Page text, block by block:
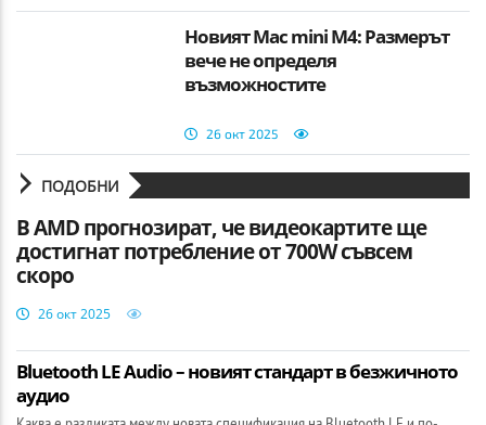
Новият Mac mini M4: Размерът
вече не определя
възможностите
26 окт 2025
ПОДОБНИ
В AMD прогнозират, че видеокартите ще
достигнат потребление от 700W съвсем
скоро
26 окт 2025
Bluetooth LE Audio – новият стандарт в безжичното
аудио